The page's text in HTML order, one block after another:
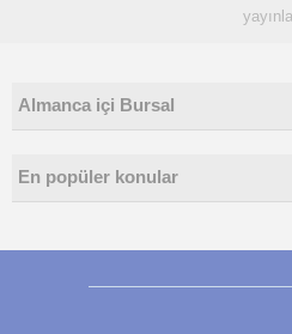
yayınla
Almanca içi Bursal
En popüler konular